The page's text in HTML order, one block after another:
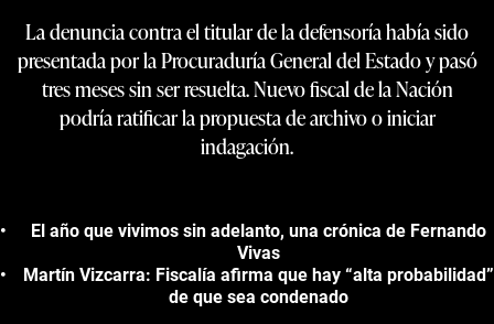
La denuncia contra el titular de la defensoría había sido
presentada por la Procuraduría General del Estado y pasó
tres meses sin ser resuelta. Nuevo fiscal de la Nación
podría ratificar la propuesta de archivo o iniciar
indagación.
El año que vivimos sin adelanto, una crónica de Fernando
Vivas
Martín Vizcarra: Fiscalía afirma que hay “alta probabilidad”
de que sea condenado